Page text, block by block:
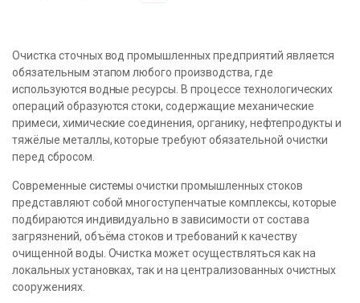
Очистка сточных вод промышленных предприятий является
обязательным этапом любого производства, где
используются водные ресурсы. В процессе технологических
операций образуются стоки, содержащие механические
примеси, химические соединения, органику, нефтепродукты и
тяжёлые металлы, которые требуют обязательной очистки
перед сбросом.
Современные системы очистки промышленных стоков
представляют собой многоступенчатые комплексы, которые
подбираются индивидуально в зависимости от состава
загрязнений, объёма стоков и требований к качеству
очищенной воды. Очистка может осуществляться как на
локальных установках, так и на централизованных очистных
сооружениях.